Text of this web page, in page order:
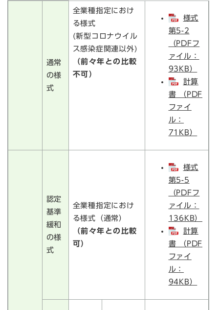
通常
の様
式
全業種指定におけ
る様式
(新型コロナウイル
ス感染症関連以外)
（前々年との比較
不可）
様式
第5-2
（PDFフ
ァイル：
93KB）
計算
書 （PDF
ファイ
ル：
71KB）
認定
基準
緩和
の様
式
全業種指定におけ
る様式（通常）
（前々年との比較
可）
様式
第5-5
（PDFフ
ァイル：
136KB）
計算
書 （PDF
ファイ
ル：
94KB）